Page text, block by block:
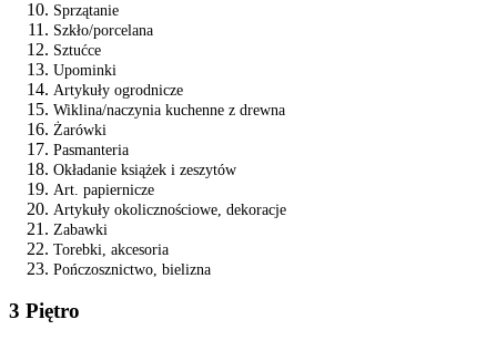
Sprzątanie
Szkło/porcelana
Sztućce
Upominki
Artykuły ogrodnicze
Wiklina/naczynia kuchenne z drewna
Żarówki
Pasmanteria
Okładanie książek i zeszytów
Art. papiernicze
Artykuły okolicznościowe, dekoracje
Zabawki
Torebki, akcesoria
Pończosznictwo, bielizna
3 Piętro